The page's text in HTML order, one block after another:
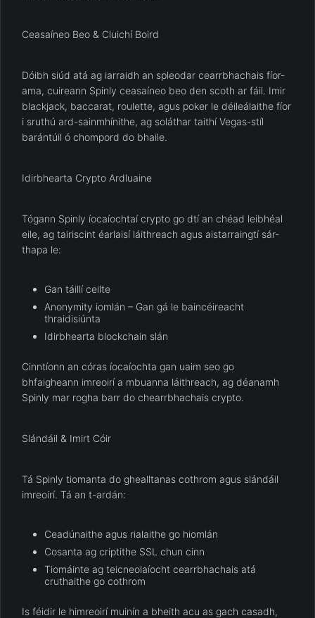
Ceasaíneo Beo & Cluichí Boird
Dóibh siúd atá ag iarraidh an spleodar cearrbhachais fíor-
ama, cuireann Spinly ceasaíneo beo den scoth ar fáil. Imir
blackjack, baccarat, roulette, agus poker le déileálaithe fíor
i sruthú ard-sainmhínithe, ag soláthar taithí Vegas-stíl
barántúil ó chompord do bhaile.
Idirbhearta Crypto Ardluaine
Tógann Spinly íocaíochtaí crypto go dtí an chéad leibhéal
eile, ag tairiscint éarlaisí láithreach agus aistarraingtí sár-
thapa le:
Gan táillí ceilte
Anonymity iomlán – Gan gá le baincéireacht
thraidisiúnta
Idirbhearta blockchain slán
Cinntíonn an córas íocaíochta gan uaim seo go
bhfaigheann imreoirí a mbuanna láithreach, ag déanamh
Spinly mar rogha barr do chearrbhachais crypto.
Slándáil & Imirt Cóir
Tá Spinly tiomanta do ghealltanas cothrom agus slándáil
imreoirí. Tá an t-ardán:
Ceadúnaithe agus rialaithe go hiomlán
Cosanta ag criptithe SSL chun cinn
Tiomáinte ag teicneolaíocht cearrbhachais atá
cruthaithe go cothrom
Is féidir le himreoirí muinín a bheith acu as gach casadh,